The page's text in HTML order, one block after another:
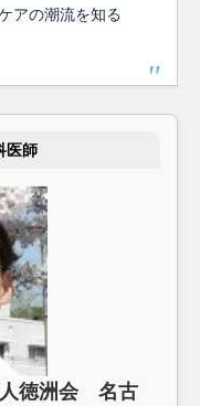
アの潮流を知る
医師
人徳洲会 名古